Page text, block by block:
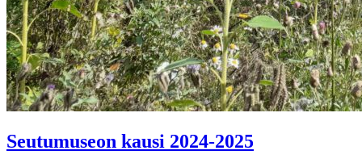
Seutumuseon kausi 2024-2025